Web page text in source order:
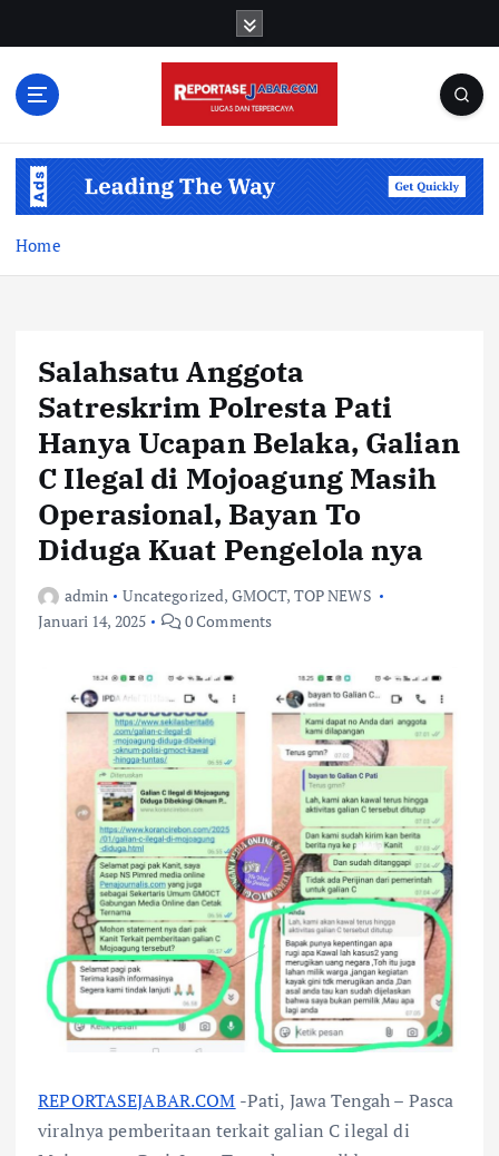
Home
Salahsatu Anggota
Satreskrim Polresta Pati
Hanya Ucapan Belaka, Galian
C Ilegal di Mojoagung Masih
Operasional, Bayan To
Diduga Kuat Pengelola nya
admin Uncategorized, GMOCT, TOP NEWS
Januari 14, 2025
0 Comments
REPORTASEJABAR.COM -Pati, Jawa Tengah – Pasca
viralnya pemberitaan terkait galian C ilegal di